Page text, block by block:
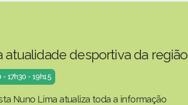
atualidade desportiva da região
17h30 - 19h15
Nuno Lima atualiza toda a informação